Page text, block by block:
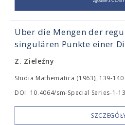
Über die Mengen der
singulären Punkte einer
Z. Zieleźny
Studia Mathematica (1963), 139-140
DOI: 10.4064/sm-Special Series-1-